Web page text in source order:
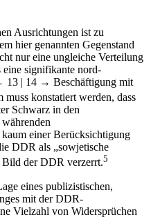
Ausrichtungen ist zu
hier genannten Gegenstand
nur eine ungleiche Verteilung
eine signifikante nord-
13 | 14 → Beschäftigung mit
muss konstatiert werden, dass
Schwarz in den
einer Berücksichtigung
DDR als „sowjetische
Bild der DDR verzerrt.5
eines publizistischen,
mit der DDR-
Vielzahl von Widersprüchen